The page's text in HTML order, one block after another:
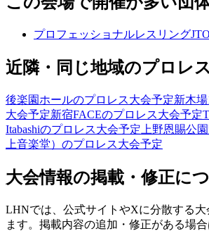
プロフェッショナルレスリングJTO
近隣・同じ地域のプロレ
後楽園ホールのプロレス大会予定新木
大会予定新宿FACEのプロレス大会予定
Itabashiのプロレス大会予定 上野恩賜公
上音楽堂） のプロレス大会予定
大会情報の掲載・修正に
LHNでは、公式サイトやXに分散する
ます。掲載内容の追加・修正がある場